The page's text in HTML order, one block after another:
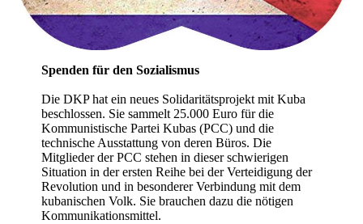
Spenden für den Sozialismus
Die DKP hat ein neues Solidaritätsprojekt mit Kuba
beschlossen. Sie sammelt 25.000 Euro für die
Kommunistische Partei Kubas (PCC) und die
technische Ausstattung von deren Büros. Die
Mitglieder der PCC stehen in dieser schwierigen
Situation in der ersten Reihe bei der Verteidigung der
Revolution und in besonderer Verbindung mit dem
kubanischen Volk. Sie brauchen dazu die nötigen
Kommunikationsmittel.